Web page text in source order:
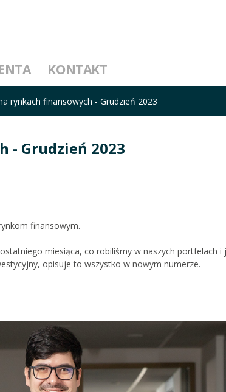
KONTAKT
rynkach finansowych - Grudzień 2023
- Grudzień 2023
finansowym.
miesiąca, co robiliśmy w naszych portfelach i
opisuje to wszystko w nowym numerze.